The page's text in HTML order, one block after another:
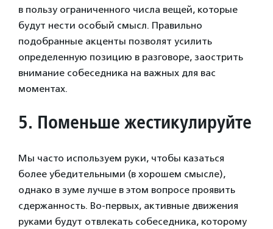
в пользу ограниченного числа вещей, которые
будут нести особый смысл. Правильно
подобранные акценты позволят усилить
определенную позицию в разговоре, заострить
внимание собеседника на важных для вас
моментах.
5. Поменьше жестикулируйте
Мы часто используем руки, чтобы казаться
более убедительными (в хорошем смысле),
однако в зуме лучше в этом вопросе проявить
сдержанность. Во-первых, активные движения
руками будут отвлекать собеседника, которому